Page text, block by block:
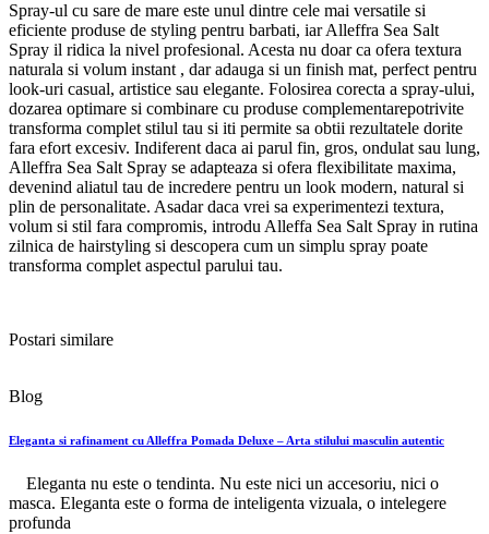
Spray-ul cu sare de mare este unul dintre cele mai versatile si
eficiente produse de styling pentru barbati, iar Alleffra Sea Salt
Spray il ridica la nivel profesional. Acesta nu doar ca ofera textura
naturala si volum instant , dar adauga si un finish mat, perfect pentru
look-uri casual, artistice sau elegante. Folosirea corecta a spray-ului,
dozarea optimare si combinare cu produse complementarepotrivite
transforma complet stilul tau si iti permite sa obtii rezultatele dorite
fara efort excesiv. Indiferent daca ai parul fin, gros, ondulat sau lung,
Alleffra Sea Salt Spray se adapteaza si ofera flexibilitate maxima,
devenind aliatul tau de incredere pentru un look modern, natural si
plin de personalitate. Asadar daca vrei sa experimentezi textura,
volum si stil fara compromis, introdu Alleffa Sea Salt Spray in rutina
zilnica de hairstyling si descopera cum un simplu spray poate
transforma complet aspectul parului tau.
Postari similare
Blog
Eleganta si rafinament cu Alleffra Pomada Deluxe – Arta stilului masculin autentic
Eleganta nu este o tendinta. Nu este nici un accesoriu, nici o
masca. Eleganta este o forma de inteligenta vizuala, o intelegere
profunda